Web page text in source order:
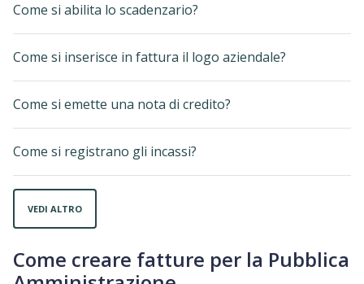
Come si abilita lo scadenzario?
Come si inserisce in fattura il logo aziendale?
Come si emette una nota di credito?
Come si registrano gli incassi?
VEDI ALTRO
Come creare fatture per la Pubblica